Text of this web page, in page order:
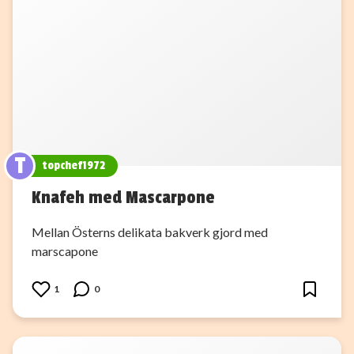
T topchef1972
Knafeh med Mascarpone
Mellan Österns delikata bakverk gjord med
marscapone
1 0